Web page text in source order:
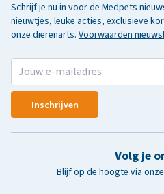
Schrijf je nu in voor de Medpets
nieuwtjes, leuke acties, exclusieve
onze dierenarts. Voorwaarden
Inschrijven
Volg je
Blijf op de hoogte via